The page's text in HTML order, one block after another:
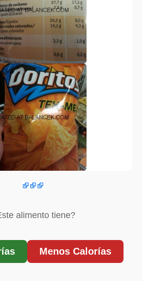
alimento tiene?
Menos Calorías